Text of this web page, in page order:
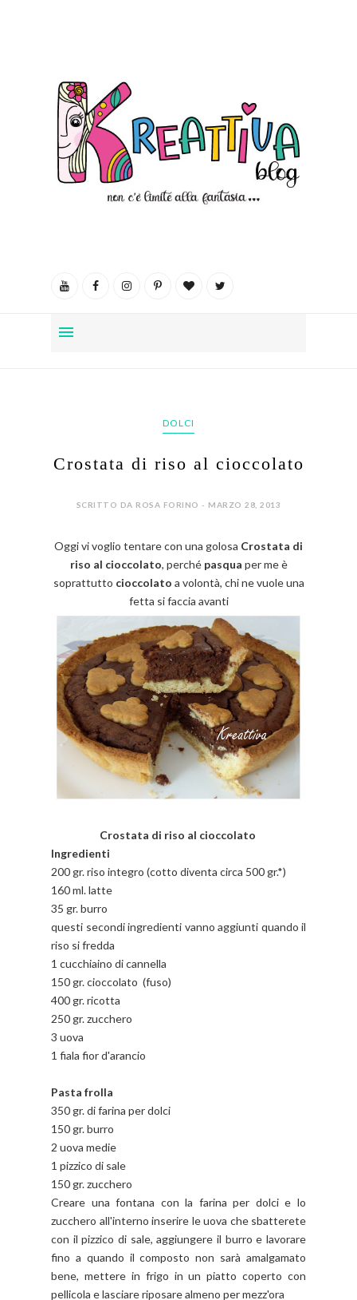
DOLCI
Crostata di riso al cioccolato
SCRITTO DA ROSA FORINO - MARZO 28, 2013
Oggi vi voglio tentare con una golosa Crostata di
riso al cioccolato, perché pasqua per me è
soprattutto cioccolato a volontà, chi ne vuole una
fetta si faccia avanti
Crostata di riso al cioccolato
Ingredienti
200 gr. riso integro (cotto diventa circa 500 gr.*)
160 ml. latte
35 gr. burro
questi secondi ingredienti vanno aggiunti quando il
riso si fredda
1 cucchiaino di cannella
150 gr. cioccolato (fuso)
400 gr. ricotta
250 gr. zucchero
3 uova
1 fiala fior d'arancio
Pasta frolla
350 gr. di farina per dolci
150 gr. burro
2 uova medie
1 pizzico di sale
150 gr. zucchero
Creare una fontana con la farina per dolci e lo
zucchero all'interno inserire le uova che sbatterete
con il pizzico di sale, aggiungere il burro e lavorare
fino a quando il composto non sarà amalgamato
bene, mettere in frigo in un piatto coperto con
pellicola e lasciare riposare almeno per mezz'ora